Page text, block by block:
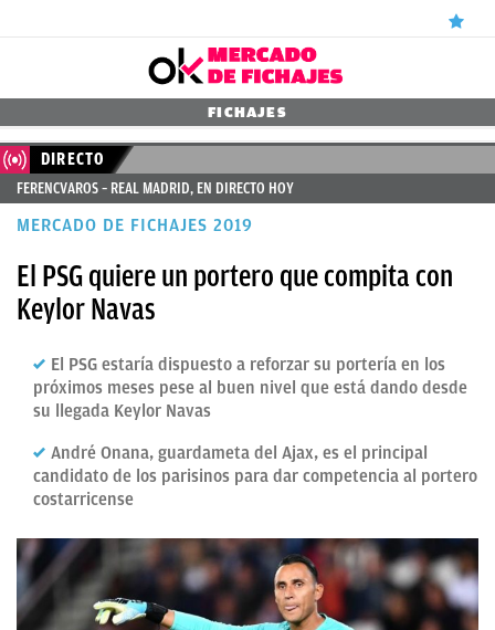
NOTICIAS
REAL
MADRID
BALONCESTO
CANTERA
FICHAJES
DIRECTO
FEMENINO
PAPARAZZI
FICHAJES
DIRECTO
FERENCVAROS – REAL MADRID, EN DIRECTO HOY
MERCADO DE FICHAJES 2019
El PSG quiere un portero que compita con
Keylor Navas
El PSG estaría dispuesto a reforzar su portería en los
próximos meses pese al buen nivel que está dando desde
su llegada Keylor Navas
André Onana, guardameta del Ajax, es el principal
candidato de los parisinos para dar competencia al portero
costarricense